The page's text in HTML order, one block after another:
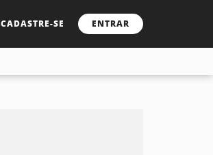
CADASTRE-SE ENTRAR